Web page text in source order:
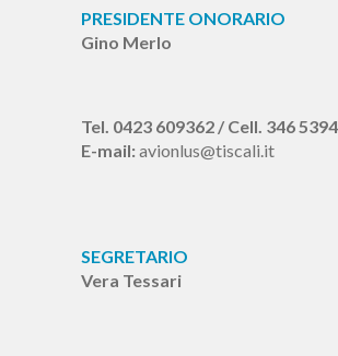
PRESIDENTE ONORARIO
Gino Merlo
Tel. 0423 609362 / Cell. 346
E-mail:avionlus@tiscali.it
SEGRETARIO
Vera Tessari